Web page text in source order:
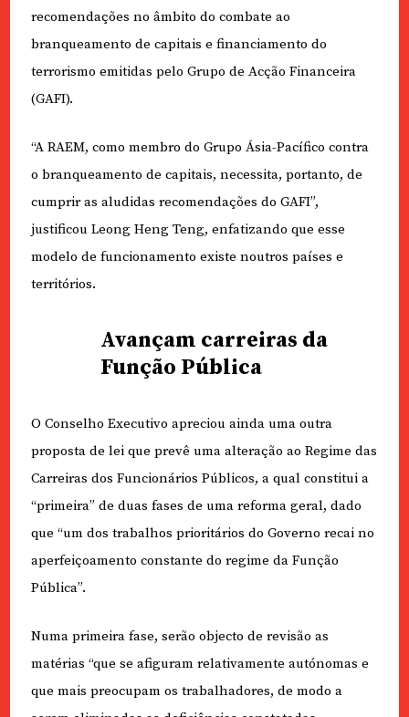
recomendações no âmbito do combate ao
branqueamento de capitais e financiamento do
terrorismo emitidas pelo Grupo de Acção Financeira
(GAFI).
“A RAEM, como membro do Grupo Ásia-Pacífico contra
o branqueamento de capitais, necessita, portanto, de
cumprir as aludidas recomendações do GAFI”,
justificou Leong Heng Teng, enfatizando que esse
modelo de funcionamento existe noutros países e
territórios.
Avançam carreiras da
Função Pública
O Conselho Executivo apreciou ainda uma outra
proposta de lei que prevê uma alteração ao Regime das
Carreiras dos Funcionários Públicos, a qual constitui a
“primeira” de duas fases de uma reforma geral, dado
que “um dos trabalhos prioritários do Governo recai no
aperfeiçoamento constante do regime da Função
Pública”.
Numa primeira fase, serão objecto de revisão as
matérias “que se afiguram relativamente autónomas e
que mais preocupam os trabalhadores, de modo a